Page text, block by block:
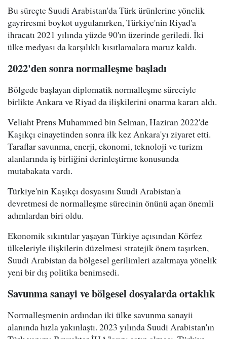
Bu süreçte Suudi Arabistan'da Türk ürünlerine yönelik
gayriresmi boykot uygulanırken, Türkiye'nin Riyad'a
ihracatı 2021 yılında yüzde 90'ın üzerinde geriledi. İki
ülke medyası da karşılıklı kısıtlamalara maruz kaldı.
2022'den sonra normalleşme başladı
Bölgede başlayan diplomatik normalleşme süreciyle
birlikte Ankara ve Riyad da ilişkilerini onarma kararı aldı.
Veliaht Prens Muhammed bin Selman, Haziran 2022'de
Kaşıkçı cinayetinden sonra ilk kez Ankara'yı ziyaret etti.
Taraflar savunma, enerji, ekonomi, teknoloji ve turizm
alanlarında iş birliğini derinleştirme konusunda
mutabakata vardı.
Türkiye'nin Kaşıkçı dosyasını Suudi Arabistan'a
devretmesi de normalleşme sürecinin önünü açan önemli
adımlardan biri oldu.
Ekonomik sıkıntılar yaşayan Türkiye açısından Körfez
ülkeleriyle ilişkilerin düzelmesi stratejik önem taşırken,
Suudi Arabistan da bölgesel gerilimleri azaltmaya yönelik
yeni bir dış politika benimsedi.
Savunma sanayi ve bölgesel dosyalarda ortaklık
Normalleşmenin ardından iki ülke savunma sanayii
alanında hızla yakınlaştı. 2023 yılında Suudi Arabistan'ın